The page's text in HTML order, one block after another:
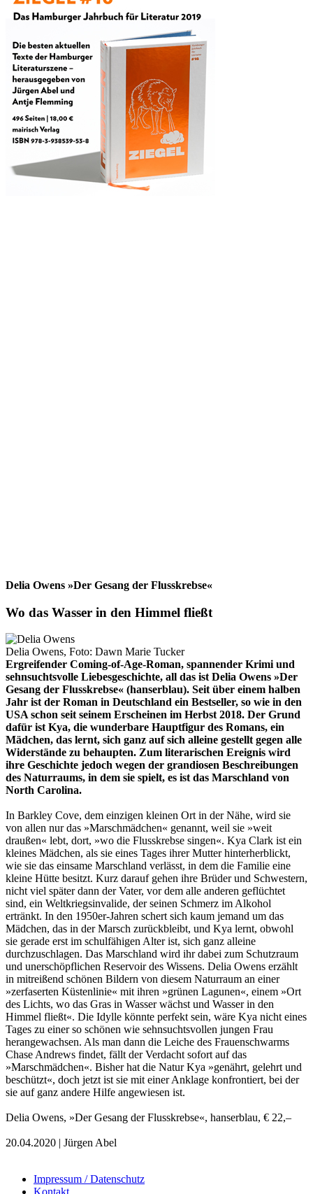
Delia Owens »Der Gesang der Flusskrebse«
Wo das Wasser in den Himmel fließt
Delia Owens, Foto: Dawn Marie Tucker
Ergreifender Coming-of-Age-Roman, spannender Krimi und
sehnsuchtsvolle Liebesgeschichte, all das ist Delia Owens »Der
Gesang der Flusskrebse« (hanserblau). Seit über einem halben
Jahr ist der Roman in Deutschland ein Bestseller, so wie in den
USA schon seit seinem Erscheinen im Herbst 2018. Der Grund
dafür ist Kya, die wunderbare Hauptfigur des Romans, ein
Mädchen, das lernt, sich ganz auf sich alleine gestellt gegen alle
Widerstände zu behaupten. Zum literarischen Ereignis wird
ihre Geschichte jedoch wegen der grandiosen Beschreibungen
des Naturraums, in dem sie spielt, es ist das Marschland von
North Carolina.
In Barkley Cove, dem einzigen kleinen Ort in der Nähe, wird sie
von allen nur das »Marschmädchen« genannt, weil sie »weit
draußen« lebt, dort, »wo die Flusskrebse singen«. Kya Clark ist ein
kleines Mädchen, als sie eines Tages ihrer Mutter hinterherblickt,
wie sie das einsame Marschland verlässt, in dem die Familie eine
kleine Hütte besitzt. Kurz darauf gehen ihre Brüder und Schwestern,
nicht viel später dann der Vater, vor dem alle anderen geflüchtet
sind, ein Weltkriegsinvalide, der seinen Schmerz im Alkohol
ertränkt. In den 1950er-Jahren schert sich kaum jemand um das
Mädchen, das in der Marsch zurückbleibt, und Kya lernt, obwohl
sie gerade erst im schulfähigen Alter ist, sich ganz alleine
durchzuschlagen. Das Marschland wird ihr dabei zum Schutzraum
und unerschöpflichen Reservoir des Wissens. Delia Owens erzählt
in mitreißend schönen Bildern von diesem Naturraum an einer
»zerfaserten Küstenlinie« mit ihren »grünen Lagunen«, einem »Ort
des Lichts, wo das Gras in Wasser wächst und Wasser in den
Himmel fließt«. Die Idylle könnte perfekt sein, wäre Kya nicht eines
Tages zu einer so schönen wie sehnsuchtsvollen jungen Frau
herangewachsen. Als man dann die Leiche des Frauenschwarms
Chase Andrews findet, fällt der Verdacht sofort auf das
»Marschmädchen«. Bisher hat die Natur Kya »genährt, gelehrt und
beschützt«, doch jetzt ist sie mit einer Anklage konfrontiert, bei der
sie auf ganz andere Hilfe angewiesen ist.
Delia Owens, »Der Gesang der Flusskrebse«, hanserblau, € 22,–
20.04.2020 | Jürgen Abel
Impressum / Datenschutz